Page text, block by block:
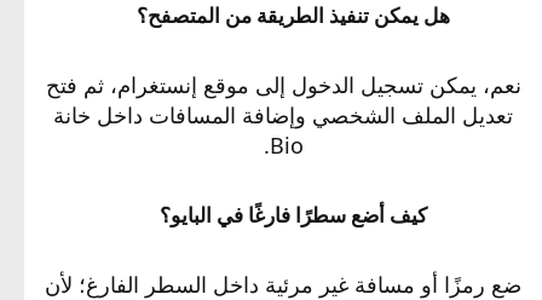
هل يمكن تنفيذ الطريقة من المتصفح؟​
نعم، يمكن تسجيل الدخول إلى موقع إنستغرام، ثم فتح
تعديل الملف الشخصي وإضافة المسافات داخل خانة
Bio.
كيف أضع سطرًا فارغًا في البايو؟​
ضع رمزًا أو مسافة غير مرئية داخل السطر الفارغ؛ لأن